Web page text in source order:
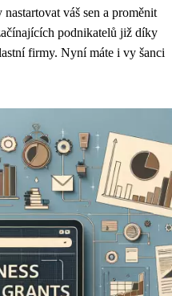
váš sen a proměnit
podnikatelů již díky
firmy. Nyní máte i vy šanci